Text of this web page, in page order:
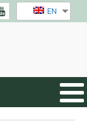
EN